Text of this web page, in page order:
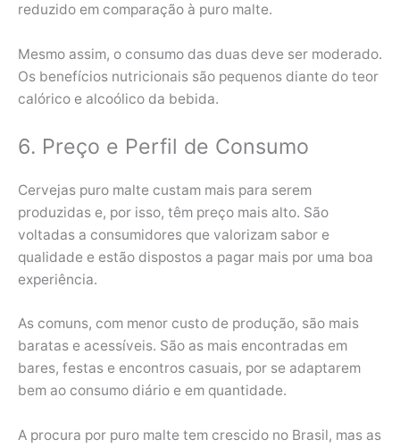
reduzido em comparação à puro malte.
Mesmo assim, o consumo das duas deve ser moderado.
Os benefícios nutricionais são pequenos diante do teor
calórico e alcoólico da bebida.
6. Preço e Perfil de Consumo
Cervejas puro malte custam mais para serem
produzidas e, por isso, têm preço mais alto. São
voltadas a consumidores que valorizam sabor e
qualidade e estão dispostos a pagar mais por uma boa
experiência.
As comuns, com menor custo de produção, são mais
baratas e acessíveis. São as mais encontradas em
bares, festas e encontros casuais, por se adaptarem
bem ao consumo diário e em quantidade.
A procura por puro malte tem crescido no Brasil, mas as